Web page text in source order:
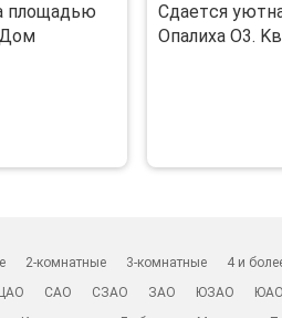
площадью
Дом
Cдаeтcя
Опaлиха О3.
2-комнатные 3-комнатные 4 и
ЦАО САО СЗАО ЗАО ЮЗАО ЮАО